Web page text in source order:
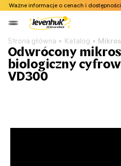
Ważne informacje o cenach i
Strona główna Katalog
Odwrócony
biologiczny
VD300